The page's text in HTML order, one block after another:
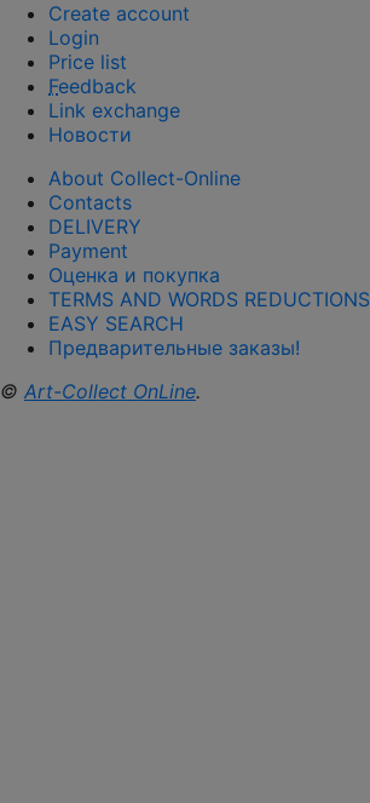
Create account
Login
Price list
Feedback
Link exchange
Новости
About Collect-Online
Contacts
DELIVERY
Payment
Оценка и покупка
TERMS AND WORDS REDUCTIONS
EASY SEARCH
Предварительные заказы!
© Art-Collect OnLine.